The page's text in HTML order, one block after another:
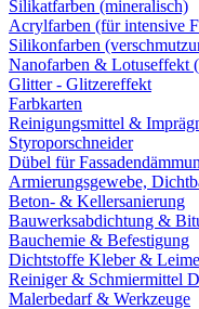
Silikatfarben (mineralisch)
Acrylfarben (für intensive
Silikonfarben
Nanofarben & Lotuseffekt
Glitter - Glitzereffekt
Farbkarten
Reinigungsmittel &
Styroporschneider
Dübel für
Armierungsgewebe,
Beton- & Kellersanierung
Bauwerksabdichtung &
Bauchemie & Befestigung
Dichtstoffe Kleber & Leime
Reiniger & Schmiermittel
Malerbedarf & Werkzeuge